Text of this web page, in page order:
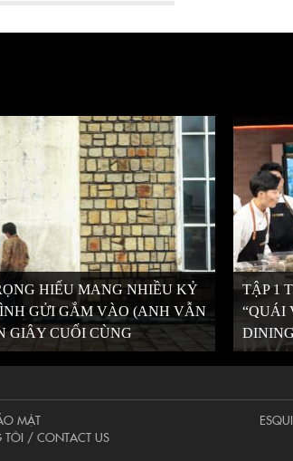
HIẾU MANG NHIỀU KỶ
GỬI GẮM VÀO (ANH VẪN
GIÂY CUỐI CÙNG
TẬP 1
“QUÁI
DINING
MẬT
TÔI / CONTACT US